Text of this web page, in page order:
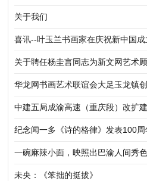
关于我们
喜讯--叶玉兰书画家在庆祝新中国
获奖
关于聘任杨圭言同志为新文网艺术
华龙网书画艺术联谊会大足玉龙镇
中建五局成渝高速（重庆段）改扩
纪念闻一多《诗的格律》发表100
体新诗研究所举行新诗格律建设践
一碗麻辣小面，映照出巴渝人间秀
的电影《香喷喷》开拍时
未央：《笨拙的挺拔》